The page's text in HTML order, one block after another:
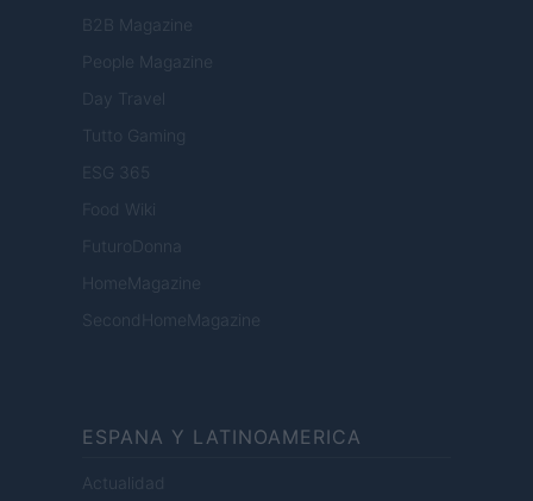
B2B Magazine
People Magazine
Day Travel
Tutto Gaming
ESG 365
Food Wiki
FuturoDonna
HomeMagazine
SecondHomeMagazine
ESPANA Y LATINOAMERICA
Actualidad